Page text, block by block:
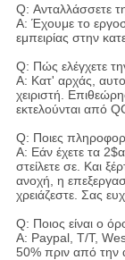
Q: Ανταλλάσσετε
Α: Έχουμε το
εμπειρίας στην
Q: Πώς ελέγχετε
Α: Κατ' αρχάς,
χειριστή.
εκτελούνται από
Q: Ποιες
Α: Εάν έχετε τα
στείλετε σε. Και
ανοχή, η
χρειάζεστε. Σας
Q: Ποιος είναι ο
Α: Paypal, T/T,
50% πριν από την